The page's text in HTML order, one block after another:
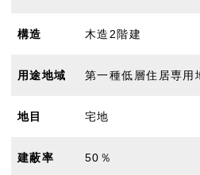
構造 木造2階建
用途地域 第一種低層住居専用
地目 宅地
建蔽率 50％